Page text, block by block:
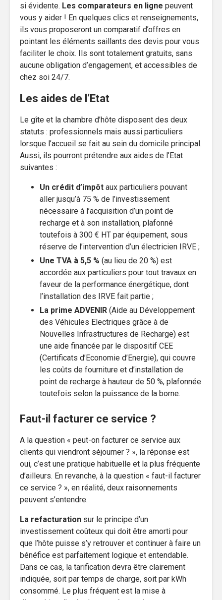
si évidente. Les comparateurs en ligne peuvent
vous y aider ! En quelques clics et renseignements,
ils vous proposeront un comparatif d’offres en
pointant les éléments saillants des devis pour vous
faciliter le choix. Ils sont totalement gratuits, sans
aucune obligation d’engagement, et accessibles de
chez soi 24/7.
Les aides de l’Etat
Le gîte et la chambre d’hôte disposent des deux
statuts : professionnels mais aussi particuliers
lorsque l’accueil se fait au sein du domicile principal.
Aussi, ils pourront prétendre aux aides de l’Etat
suivantes :
Un crédit d’impôt aux particuliers pouvant
aller jusqu’à 75 % de l’investissement
nécessaire à l’acquisition d’un point de
recharge et à son installation, plafonné
toutefois à 300 € HT par équipement, sous
réserve de l’intervention d’un électricien IRVE ;
Une TVA à 5,5 % (au lieu de 20 %) est
accordée aux particuliers pour tout travaux en
faveur de la performance énergétique, dont
l’installation des IRVE fait partie ;
La prime ADVENIR (Aide au Développement
des Véhicules Electriques grâce à de
Nouvelles Infrastructures de Recharge) est
une aide financée par le dispositif CEE
(Certificats d’Economie d’Energie), qui couvre
les coûts de fourniture et d’installation de
point de recharge à hauteur de 50 %, plafonnée
toutefois selon la puissance de la borne.
Faut-il facturer ce service ?
A la question « peut-on facturer ce service aux
clients qui viendront séjourner ? », la réponse est
oui, c’est une pratique habituelle et la plus fréquente
d’ailleurs. En revanche, à la question « faut-il facturer
ce service ? », en réalité, deux raisonnements
peuvent s’entendre.
La refacturation sur le principe d’un
investissement coûteux qui doit être amorti pour
que l’hôte puisse s’y retrouver et continuer à faire un
bénéfice est parfaitement logique et entendable.
Dans ce cas, la tarification devra être clairement
indiquée, soit par temps de charge, soit par kWh
consommé. Le plus fréquent est la mise à